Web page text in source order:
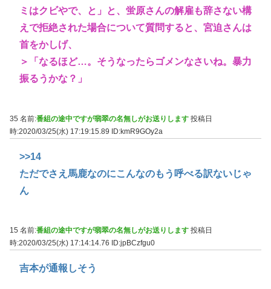
ミはクビやで、と」と、蛍原さんの解雇も辞さない構
えで拒絶された場合について質問すると、宮迫さんは
首をかしげ、
＞「なるほど…。そうなったらゴメンなさいね。暴力
振るうかな？」
35 名前:番組の途中ですが翡翠の名無しがお送りします 投稿日
時:2020/03/25(水) 17:19:15.89 ID:kmR9GOy2a
>>14
ただでさえ馬鹿なのにこんなのもう呼べる訳ないじゃ
ん
15 名前:番組の途中ですが翡翠の名無しがお送りします 投稿日
時:2020/03/25(水) 17:14:14.76
ID:jpBCzfgu0
吉本が通報しそう